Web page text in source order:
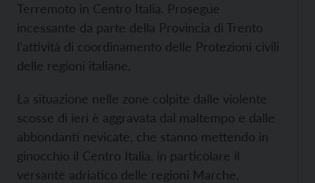
Terremoto in Centro Italia. Prosegue
incessante da parte della Provincia di Trento
l’attività di coordinamento delle Protezioni civili
delle regioni italiane.
La situazione nelle zone colpite dalle violente
scosse di ieri è aggravata dal maltempo e dalle
abbondanti nevicate, che stanno mettendo in
ginocchio il Centro Italia. in particolare il
versante adriatico delle regioni Marche,